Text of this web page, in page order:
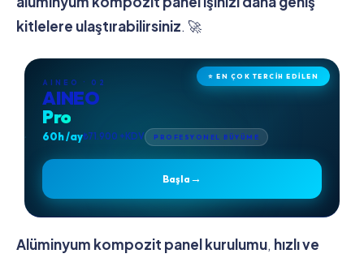
kitlelere ulaştırabilirsiniz. 🚀
⭐ EN ÇOK TERCİH EDİLEN
AINEO · 02
AINEO
Pro
60h /ay₺71.900 +KDV PROFESYONEL BÜYÜME
Başla →
Alüminyum kompozit panel kurulumu, hızlı ve